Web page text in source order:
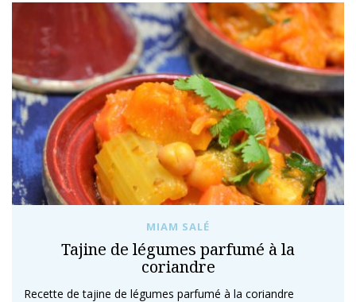
MIAM SALÉ
Tajine de légumes parfumé à la
coriandre
Recette de tajine de légumes parfumé à la coriandre